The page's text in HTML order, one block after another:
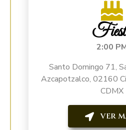
2:00
Santo Domingo 71,
Azcapotzalco, 02160
CDMX
VER